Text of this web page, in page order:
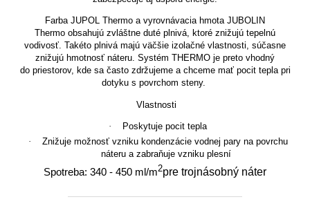
Farba JUPOL Thermo a vyrovnávacia hmota JUBOLIN
Thermo obsahujú zvláštne duté plnivá, ktoré znižujú tepelnú
vodivosť. Takéto plnivá majú väčšie izolačné vlastnosti, súčasne
znižujú hmotnosť náteru. Systém THERMO je preto vhodný
do priestorov, kde sa často zdržujeme a chceme mať pocit tepla pri
dotyku s povrchom steny.
Vlastnosti
·
Poskytuje pocit tepla
·
Znižuje možnosť vzniku kondenzácie vodnej pary na povrchu
náteru a zabraňuje vzniku plesní
Spotreba: 340 - 450 ml/m2pre trojnásobný náter